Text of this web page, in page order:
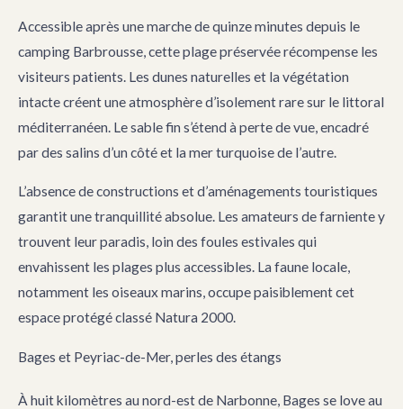
Accessible après une marche de quinze minutes depuis le
camping Barbrousse, cette plage préservée récompense les
visiteurs patients. Les dunes naturelles et la végétation
intacte créent une atmosphère d’isolement rare sur le littoral
méditerranéen. Le sable fin s’étend à perte de vue, encadré
par des salins d’un côté et la mer turquoise de l’autre.
L’absence de constructions et d’aménagements touristiques
garantit une tranquillité absolue. Les amateurs de farniente y
trouvent leur paradis, loin des foules estivales qui
envahissent les plages plus accessibles. La faune locale,
notamment les oiseaux marins, occupe paisiblement cet
espace protégé classé Natura 2000.
Bages et Peyriac-de-Mer, perles des étangs
À huit kilomètres au nord-est de Narbonne, Bages se love au